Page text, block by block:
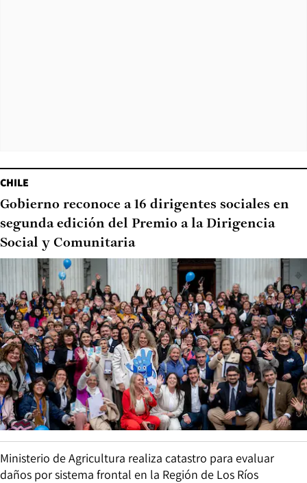
CHILE
Gobierno reconoce a 16 dirigentes sociales en
segunda edición del Premio a la Dirigencia
Social y Comunitaria
Ministerio de Agricultura realiza catastro para evaluar
daños por sistema frontal en la Región de Los Ríos